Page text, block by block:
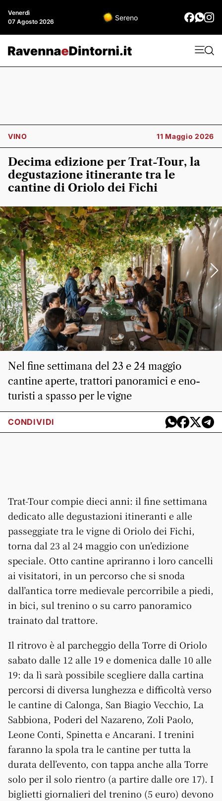
Venerdì
07 Agosto 2026
Sereno
VINO 11 Maggio 2026
Decima edizione per Trat-Tour, la
degustazione itinerante tra le
cantine di Oriolo dei Fichi
Nel fine settimana del 23 e 24 maggio
cantine aperte, trattori panoramici e eno-
turisti a spasso per le vigne
CONDIVIDI
Trat-Tour compie dieci anni: il fine settimana
dedicato alle degustazioni itineranti e alle
passeggiate tra le vigne di Oriolo dei Fichi,
torna dal 23 al 24 maggio con un’edizione
speciale. Otto cantine apriranno i loro cancelli
ai visitatori, in un percorso che si snoda
dall’antica torre medievale percorribile a piedi,
in bici, sul trenino o su carro panoramico
trainato dal trattore.
Il ritrovo è al parcheggio della Torre di Oriolo
sabato dalle 12 alle 19 e domenica dalle 10 alle
19: da lì sarà possibile scegliere dalla cartina
percorsi di diversa lunghezza e difficoltà verso
le cantine di Calonga, San Biagio Vecchio, La
Sabbiona, Poderi del Nazareno, Zoli Paolo,
Leone Conti, Spinetta e Ancarani. I trenini
faranno la spola tra le cantine per tutta la
durata dell’evento, con tappa anche alla Torre
solo per il solo rientro (a partire dalle ore 17). I
biglietti giornalieri del trenino (5 euro) devono